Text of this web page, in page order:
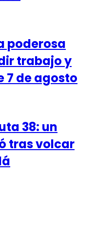
poderosa
trabajo y
7 de agosto
38: un
tras volcar